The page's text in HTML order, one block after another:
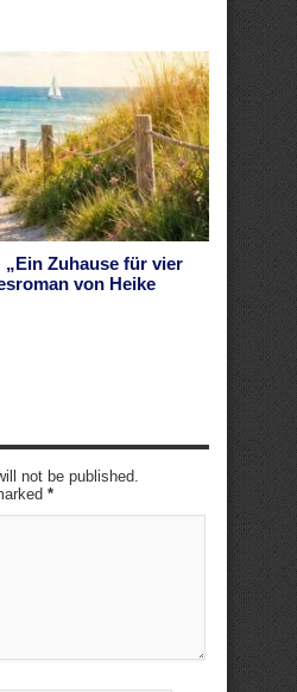
Zuhause für vier
von Heike
not be published.
*